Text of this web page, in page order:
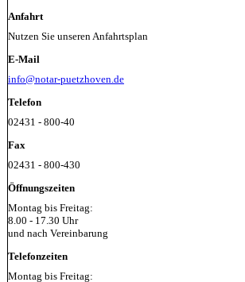
Anfahrt
Nutzen Sie unseren Anfahrtsplan
E-Mail
info@notar-puetzhoven.de
Telefon
02431 - 800-40
Fax
02431 - 800-430
Öffnungszeiten
Montag bis Freitag:
8.00 - 17.30 Uhr
und nach Vereinbarung
Telefonzeiten
Montag bis Freitag: